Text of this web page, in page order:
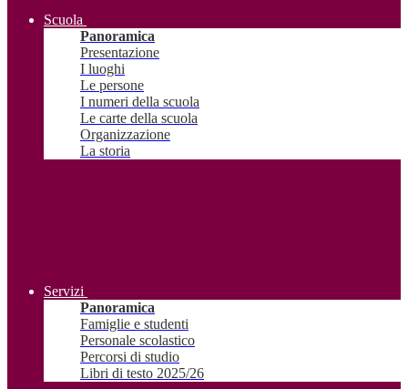
Scuola
Panoramica
Presentazione
I luoghi
Le persone
I numeri della scuola
Le carte della scuola
Organizzazione
La storia
Servizi
Panoramica
Famiglie e studenti
Personale scolastico
Percorsi di studio
Libri di testo 2025/26